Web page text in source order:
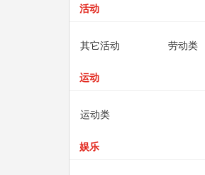
活动
其它活动 劳动类
运动
运动类
娱乐